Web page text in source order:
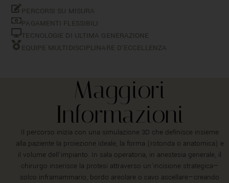
PERCORSI SU MISURA
PAGAMENTI FLESSIBILI
TECNOLOGIE DI ULTIMA GENERAZIONE
EQUIPE MULTIDISCIPLINARE D’ECCELLENZA
Maggiori
Informazioni
Il percorso inizia con una simulazione 3D che definisce insieme
alla paziente la proiezione ideale, la forma (rotonda o anatomica) e
il volume dell’impianto. In sala operatoria, in anestesia generale, il
chirurgo inserisce la protesi attraverso un’incisione strategica—
solco inframammario, bordo areolare o cavo ascellare—creando